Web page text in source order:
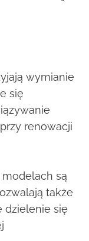
wymianie
się
renowacji
są
także
dzielenie się